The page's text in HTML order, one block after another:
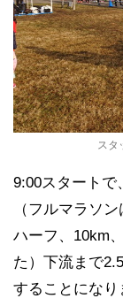
スタ
9:00スタートで
（フルマラソ
ハーフ、10km
た）下流まで
することになり